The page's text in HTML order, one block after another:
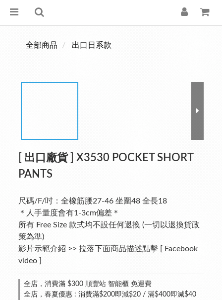
全部商品 出口日系款
[ 出口廠貨 ] X3530 POCKET SHORT
PANTS
尺碼/F/吋：全橡筋腰27-46 坐圍48 全長18
＊人手量度會有1-3cm偏差＊
所有 Free Size 款式均不設任何退換 (一切以退換貨政
策為準)
影片示範介紹 >> 拉落下面商品描述點擊 [ Facebook
video ]
全店，消費滿 $300 順豐站 智能櫃 免運費
全店，春夏優惠 : 消費滿$200即減$20 / 滿$400即減$40